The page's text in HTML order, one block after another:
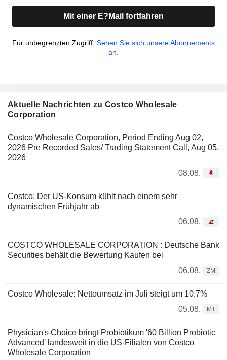
Mit einer E?Mail fortfahren
Für unbegrenzten Zugriff, Sehen Sie sich unsere Abonnements
an.
Aktuelle Nachrichten zu Costco Wholesale
Corporation
Costco Wholesale Corporation, Period Ending Aug 02,
2026 Pre Recorded Sales/ Trading Statement Call, Aug 05,
2026
08.08.
Costco: Der US-Konsum kühlt nach einem sehr
dynamischen Frühjahr ab
06.08.
COSTCO WHOLESALE CORPORATION : Deutsche Bank
Securities behält die Bewertung Kaufen bei
06.08.
ZM
Costco Wholesale: Nettoumsatz im Juli steigt um 10,7%
05.08.
MT
Physician's Choice bringt Probiotikum '60 Billion Probiotic
Advanced' landesweit in die US-Filialen von Costco
Wholesale Corporation